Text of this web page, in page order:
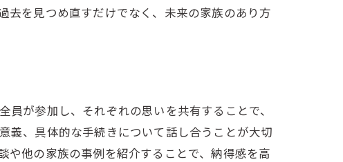
去を見つめ直すだけでなく、未来の家族のあり方
が参加し、それぞれの思いを共有することで、
義、具体的な手続きについて話し合うことが大切
や他の家族の事例を紹介することで、納得感を高